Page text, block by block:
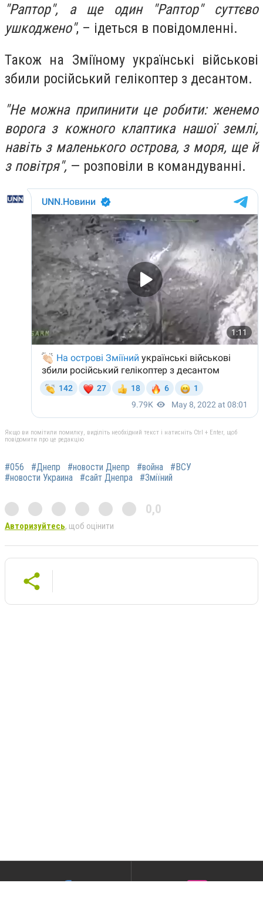
"Раптор", а ще один "Раптор" суттєво
ушкоджено", – ідеться в повідомленні.
Також на Зміїному українські військові
збили російський гелікоптер з десантом.
"Не можна припинити це робити: женемо
ворога з кожного клаптика нашої землі,
навіть з маленького острова, з моря, ще й
з повітря", — розповіли в командуванні.
Якщо ви помітили помилку, виділіть необхідний текст і натисніть Ctrl + Enter, щоб
повідомити про це редакцію
#056 #Днепр #новости Днепр #война
#ВСУ
#новости Украина
#сайт Днепра #Зміїний
0,0
Авторизуйтесь, щоб оцінити